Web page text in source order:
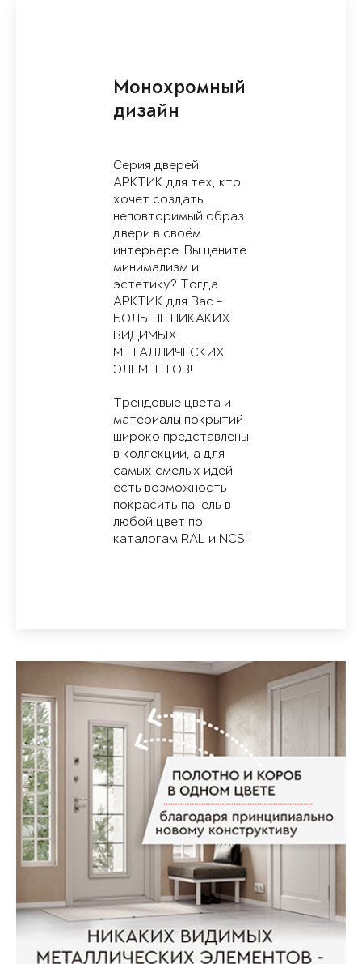
Монохромный
дизайн
Серия дверей
АРКТИК для тех, кто
хочет создать
неповторимый образ
двери в своём
интерьере. Вы цените
минимализм и
эстетику? Тогда
АРКТИК для Вас -
БОЛЬШЕ НИКАКИХ
ВИДИМЫХ
МЕТАЛЛИЧЕСКИХ
ЭЛЕМЕНТОВ!
Трендовые цвета и
материалы покрытий
широко представлены
в коллекции, а для
самых смелых идей
есть возможность
покрасить панель в
любой цвет по
каталогам RAL и NCS!